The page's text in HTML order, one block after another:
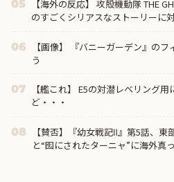
05
【海外の反応】 攻殻機動隊 THE
のすごくシリアスなストーリーに
06
【画像】 『バニーガーデン』の
う
07
【艦これ】 E5の対潜レベリング
ど・・・
08
【賛否】『幼女戦記Ⅱ』第5話、
と“囮にされたターニャ”に海外真